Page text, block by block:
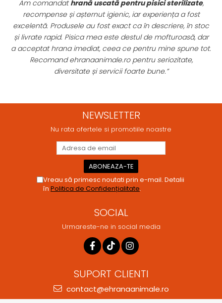
stoc
dar
tot.
Apreciez foarte mult faptul că peehranaanimale.ro
găsesc nu doar hrană, ci și produse dinfarmacia
veterinară: antiparazitare, suplimente și soluții de
Este foarte comod să pot comanda tot ce am
pentru animalul meu dintr-un singur loc. Livrarea a
rapidă, iar produsele au fost originale și în termen.
serios, bine organizat și foarte util pentru orice stăpân
NEWSLETTER
Nu rata ofertele si promotiile noastre
Vreau să primesc noutati prin e-mail. Detalii
în Politica de Confidențialitate.
SOCIAL
Urmareste-ne in social media
SUPORT CLIENTI
contact@ehranaanimale.ro